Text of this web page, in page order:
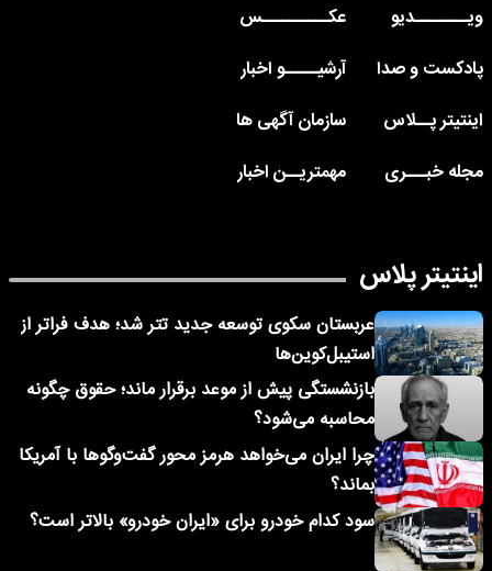
ویــــــــدیو
عکــــــــــس
پادکست و صدا
آرشیـــــو اخبار
اینتیتر پــلاس
سازمان آگهی ها
مجله خبـــری
مهمتریــن اخبار
اینتیتر پلاس
عربستان سکوی توسعه جدید تتر شد؛ هدف فراتر از
استیبل‌کوین‌ها
بازنشستگی پیش از موعد برقرار ماند؛ حقوق چگونه
محاسبه می‌شود؟
چرا ایران می‌خواهد هرمز محور گفت‌وگوها با آمریکا
بماند؟
سود کدام خودرو برای «ایران خودرو» بالاتر است؟